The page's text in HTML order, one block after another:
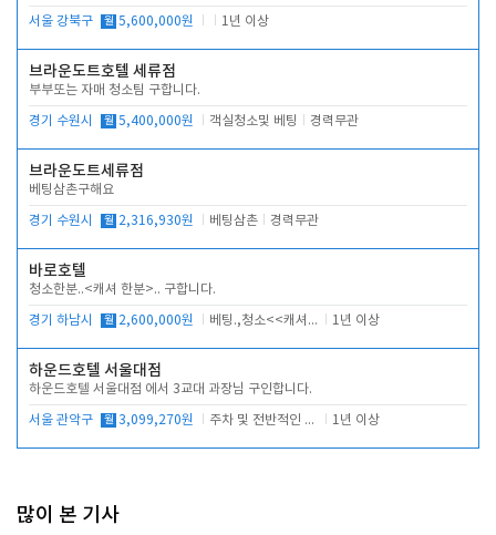
서울 강북구 월 5,600,000원 1년 이상
브라운도트호텔 세류점
부부또는 자매 청소팀 구합니다.
경기 수원시 월 5,400,000원 객실청소및 베팅 경력무관
브라운도트세류점
베팅삼촌구해요
경기 수원시 월 2,316,930원 베팅삼촌 경력무관
바로호텔
청소한분..<캐셔 한분>.. 구합니다.
경기 하남시 월 2,600,000원 베팅.,청소<<캐셔 모셔봅니다. 1년 이상
하운드호텔 서울대점
하운드호텔 서울대점 에서 3교대 과장님 구인합니다.
서울 관악구 월 3,099,270원 주차 및 전반적인 당번업무 1년 이상
많이 본 기사